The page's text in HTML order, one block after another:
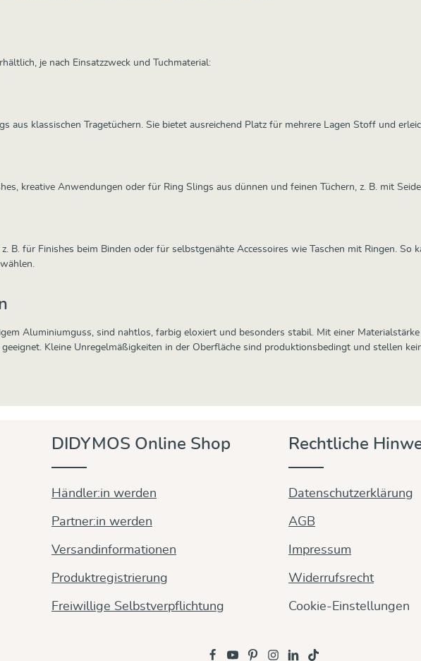
je nach Einsatzzweck und Tuchmaterial:
aus klassischen Tragetüchern. Sie bietet ausreichend Platz für mehrere Lagen Stoff und
kreative Anwendungen oder für Ring Slings aus dünnen und feinen Tüchern, z. B. mit
B. für Finishes beim Binden oder für selbstgenähte Accessoires wie Taschen mit Ringen. So
Aluminiumguss, sind nahtlos, farbig eloxiert und besonders stabil. Mit einer
Kleine Unregelmäßigkeiten in der Oberfläche sind produktionsbedingt und stellen
DIDYMOS Online Shop
Händler:in werden
Partner:in werden
Versandinformationen
Produktregistrierung
Freiwillige Selbstverpflichtung
Rechtliche
Datenschutzerklärung
AGB
Impressum
Widerrufsrecht
Cookie-Einstellungen